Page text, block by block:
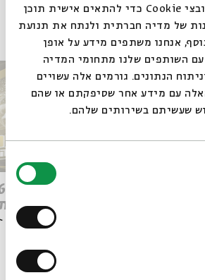
אנחנו משתמשים בקובצי Cookie כדי להתאים אישית תוכן
של מדיה חברתית ולנתח את תנועת
אנחנו משתפים מידע על אופן
השותפים שלנו מתחומי המדיה
הנתונים. גורמים אלה עשויים
עם מידע אחר שסיפקתם או שהם
שעשיתם בשירותים שלהם.
נוספים בסדרה
ישן
הסכת